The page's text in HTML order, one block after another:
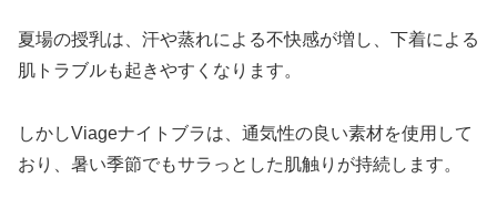
夏場の授乳は、汗や蒸れによる不快感が増し、下着による
肌トラブルも起きやすくなります。
しかしViageナイトブラは、通気性の良い素材を使用して
おり、暑い季節でもサラっとした肌触りが持続します。